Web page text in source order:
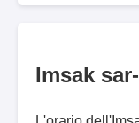
Imsak